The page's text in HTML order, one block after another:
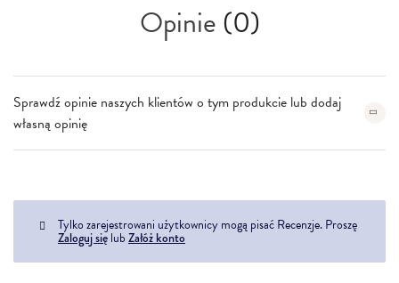
Opinie(0)
Sprawdź opinie naszych klientów o tym produkcie lub dodaj
własną opinię
Tylko zarejestrowani użytkownicy mogą pisać Recenzje. Proszę
Zaloguj się lub Załóż konto